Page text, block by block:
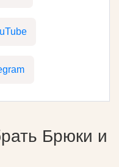
Брюки и